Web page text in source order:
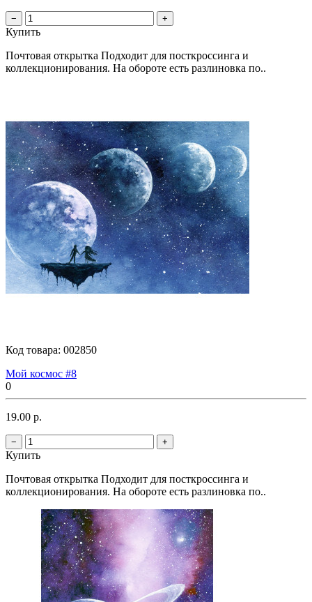
− +
Купить
Почтовая открытка Подходит для посткроссинга и
коллекционирования. На обороте есть разлиновка по..
Код товара: 002850
Мой космос #8
0
19.00 р.
− +
Купить
Почтовая открытка Подходит для посткроссинга и
коллекционирования. На обороте есть разлиновка по..